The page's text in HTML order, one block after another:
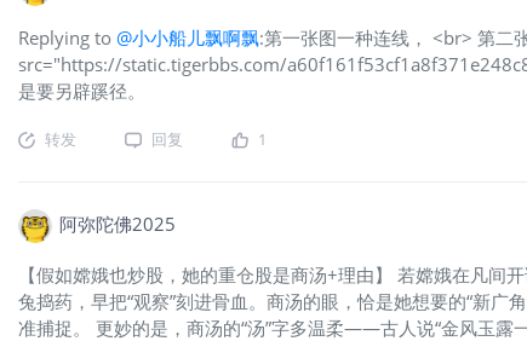
Replying to @小小船儿飘啊飘:第一张图一种连线， <br> 第二
src="https://static.tigerbbs.com/
是要另辟蹊径。
转发 回复 1
阿弥陀佛2025
【假如嫦娥也炒股，她的重仓股是商汤+理由】 若嫦娥在凡
兔捣药，早把“观察”刻进骨血。商汤的眼，恰是她想要的“新
准捕捉。 更妙的是，商汤的“汤”字多温柔——古人说“金风玉露